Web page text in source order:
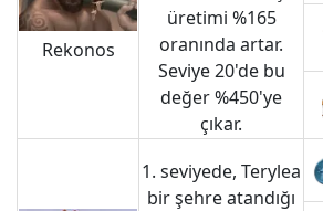
Rekonos
üretimi %165
oranında artar.
Seviye 20'de bu
değer %450'ye
çıkar.
1. seviyede, Terylea
bir şehre atandığı